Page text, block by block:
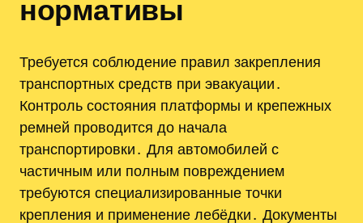
нормативы
Требуется соблюдение правил закрепления
транспортных средств при эвакуации․
Контроль состояния платформы и крепежных
ремней проводится до начала
транспортировки․ Для автомобилей с
частичным или полным повреждением
требуются специализированные точки
крепления и применение лебёдки․ Документы